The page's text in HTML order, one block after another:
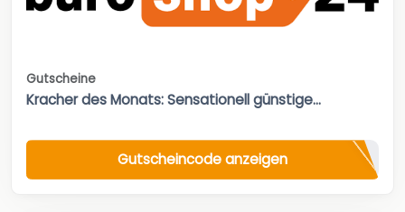
Gutscheine
Kracher des Monats: Sensationell günstige...
Gutscheincode anzeigen